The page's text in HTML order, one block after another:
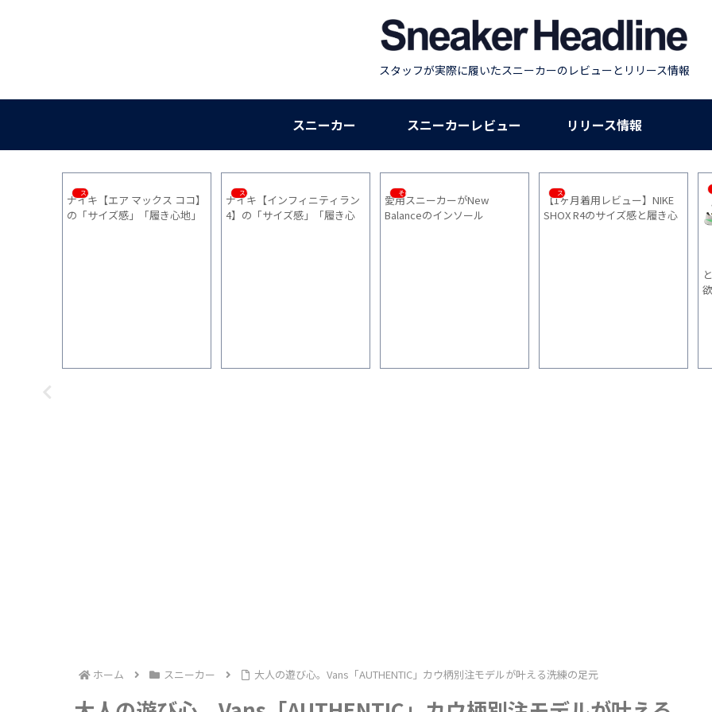
スタッフが実際に履いたスニーカーのレビューとリリース情報
スニーカー スニーカーレビュー リリース情報
スニーカー
ナイキ【エア マックス ココ】
の「サイズ感」「履き心地」
スニーカー
ナイキ【インフィニティラン
4】の「サイズ感」「履き心
その他
愛用スニーカーがNew
Balanceのインソール
スニーカー
【1ヶ月着用レビュー】NIKE
SHOX R4のサイズ感と履き心
ホーム スニーカー 大人の遊び心。Vans「AUTHENTIC」カウ柄別注モデルが叶える洗練の足元